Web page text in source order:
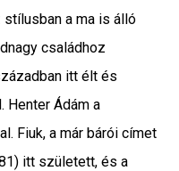
a ma is álló
családhoz
itt élt és
Henter Ádám a
Fiuk, a már bárói címet
itt született, és a